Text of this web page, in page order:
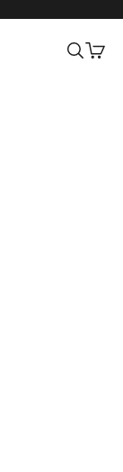
Search
Cart